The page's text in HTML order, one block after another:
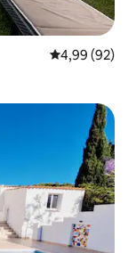
4,99 de uma
4,99 (92)